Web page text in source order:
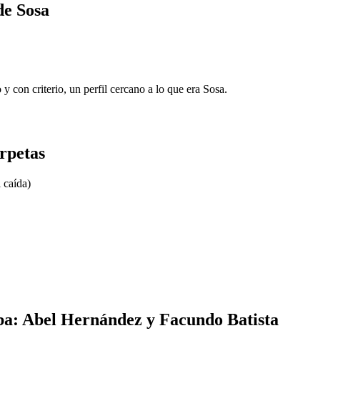
Sosa
con criterio, un perfil cercano a lo que era Sosa.
caída)
Abel Hernández y Facundo Batista